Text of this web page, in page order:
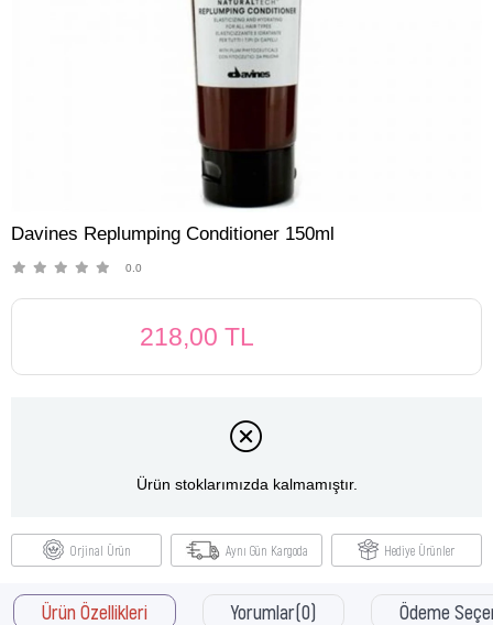
Davines Replumping Conditioner 150ml
0.0
218,00 TL
Ürün stoklarımızda kalmamıştır.
Orjinal Ürün Aynı Gün Kargoda Hediye Ürünler
Ürün Özellikleri Yorumlar(0) Ödeme